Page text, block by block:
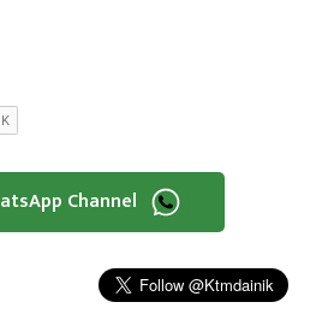
Channel